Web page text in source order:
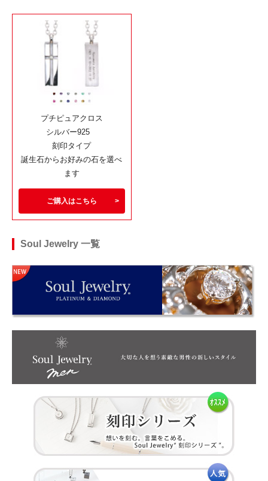
プチピュアクロス
シルバー925
刻印タイプ
誕生石からお好みの石を選べ
ます
ご購入はこちら
Soul Jewelry 一覧